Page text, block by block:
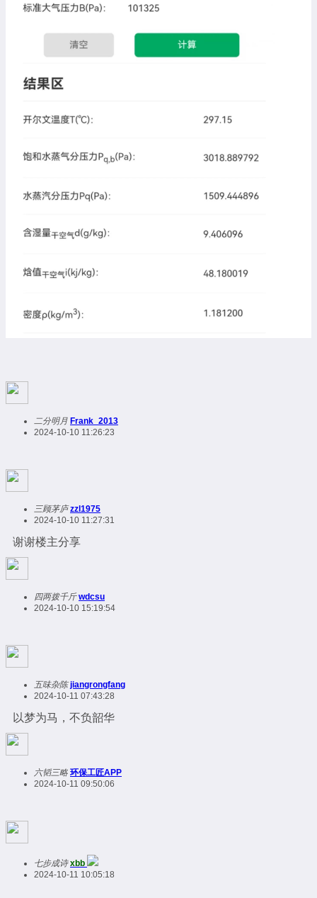
二分明月 Frank_2013
2024-10-10 11:26:23
三顾茅庐 zzl1975
2024-10-10 11:27:31
谢谢楼主分享
四两拨千斤 wdcsu
2024-10-10 15:19:54
五味杂陈 jiangrongfang
2024-10-11 07:43:28
以梦为马，不负韶华
六韬三略 环保工匠APP
2024-10-11 09:50:06
七步成诗 xbb
2024-10-11 10:05:18